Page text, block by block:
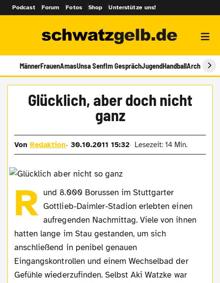
Podcast Forum Fotos Shop Unterstütze uns!
MännerFrauenAmasUnsa SenfIm GesprächJugendHandballArchiv
Glücklich, aber doch nicht
ganz
VonRedaktion 30.10.2011 15:32 Lesezeit: 14 Min.
R und 8.000 Borussen im Stuttgarter
Gottlieb-Daimler-Stadion erlebten einen
aufregenden Nachmittag. Viele von ihnen
hatten lange im Stau gestanden, um sich
anschließend in penibel genauen
Eingangskontrollen und einem Wechselbad der
Gefühle wiederzufinden. Selbst Aki Watzke war